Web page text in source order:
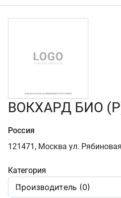
ВОКХАРД БИО
Россия
121471, Москва ул.
Категория